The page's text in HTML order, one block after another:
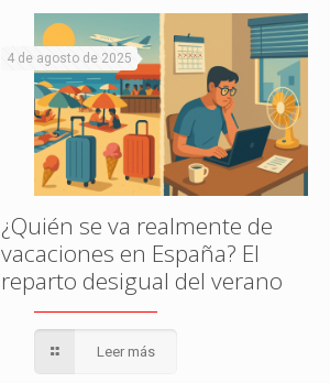
4 de agosto de 2025
¿Quién se va realmente de
vacaciones en España? El
reparto desigual del verano
Leer más